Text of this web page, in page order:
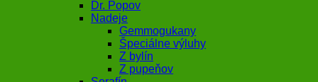
Dr. Popov
Nadeje
Gemmogukany
Špeciálne výluhy
Z bylín
Z pupeňov